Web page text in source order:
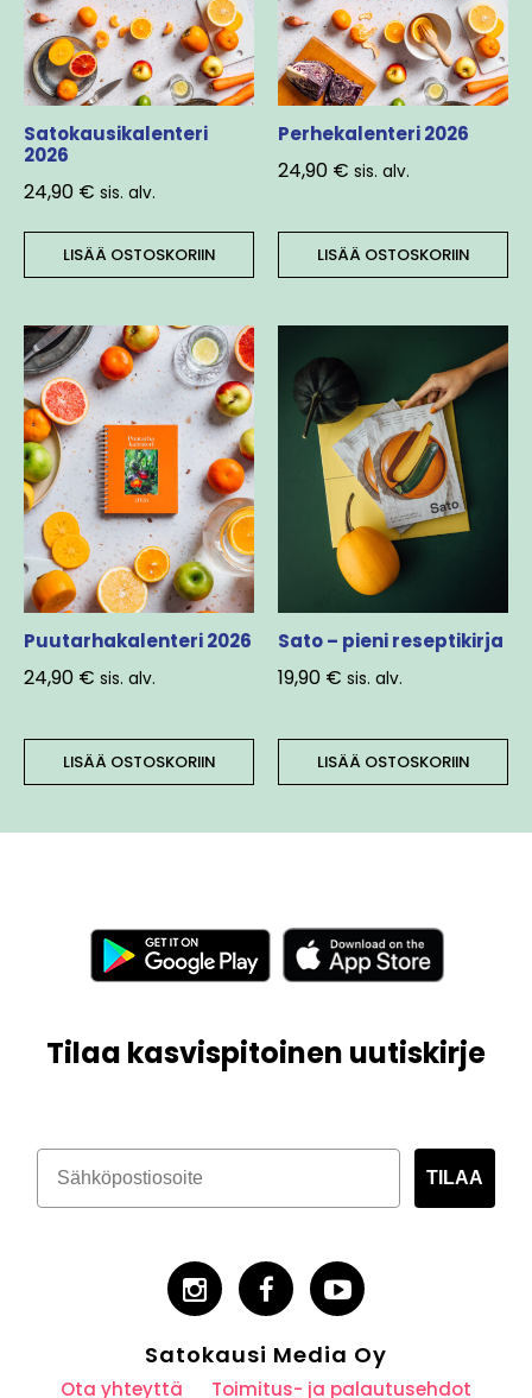
Satokausikalenteri
2026
24,90 € sis. alv.
LISÄÄ OSTOSKORIIN
Perhekalenteri 2026
24,90 € sis. alv.
LISÄÄ OSTOSKORIIN
Puutarhakalenteri 2026
24,90 € sis. alv.
LISÄÄ OSTOSKORIIN
Sato – pieni reseptikirja
19,90 € sis. alv.
LISÄÄ OSTOSKORIIN
Tilaa kasvispitoinen uutiskirje
TILAA
Satokausi Media Oy
Ota yhteyttä Toimitus- ja palautusehdot